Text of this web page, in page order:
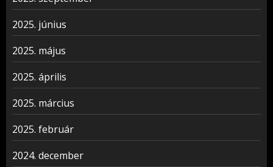
2025. június
2025. május
2025. április
2025. március
2025. február
2024. december